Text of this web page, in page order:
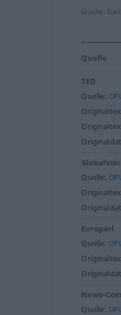
Quelle:
Quelle
TED
Quelle:
Quelle:
Europarl
Quelle:
News-
Quelle: